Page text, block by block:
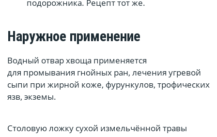
подорожника. Рецепт тот же.
Наружное применение
Водный отвар хвоща применяется
для промывания гнойных ран, лечения угревой
сыпи при жирной коже, фурункулов, трофических
язв, экземы.
Столовую ложку сухой измельчённой травы